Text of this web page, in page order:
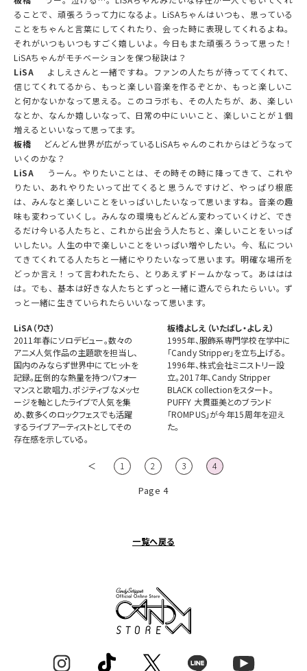
ることで、頑張ろうって力になるよ。LiSAちゃんはいつも、思っている
ことをちゃんと言葉にしてくれたり、会った時に表現してくれるよね。
それがいつもいつもすごく嬉しいよ。今日もまた頑張ろうって思った！
LiSAちゃんがモチベーションを保つ秘訣は？
LiSA
よしえさんと一緒ですね。ファンの人たちが待っててくれて、
信じてくれてるから、もっと楽しい音楽を作るぞとか、もっと楽しいこ
と何かないかなって思える。このコラボも、その人たちが、あ、楽しい
なとか、なんか嬉しいなって、日常の中にいいこと、楽しいことが１個
増えるといいなって思ってます。
板橋
どんどん世界が広がっているLiSAちゃんのこれからはどうなって
いくのかな？
LiSA
うーん。やりたいことは、その時その時に降ってきて、これや
りたい、あれやりたいって出てくると思うんですけど、やっぱり根底
は、みんなと楽しいことをいっぱいしたいなって思いますね。音楽の趣
味も変わっていくし。みんなの環境もどんどん変わっていくけど、でき
るだけ今いる人たちと、これから出会う人たちと、楽しいことをいっぱ
いしたい。人生の中で楽しいことをいっぱい増やしたい。今、私につい
てきてくれてる人たちと一緒にやりたいなって思います。明確な場所を
どっか言え！って言われたたら、とりあえずドームかなって。あははは
は。でも、基本は好きな人たちとずっと一緒に遊んでられたらいい。ず
っと一緒に生きていられたらいいなって思います。
LiSA（りさ）
2011年春にソロデビュー。数々の
アニメ人気作品の主題歌を担当し、
国内のみならず世界中にてヒットを
記録。圧倒的な熱量を持つパフォー
マンスと歌唱力、ポジティブなメッセ
ージを軸としたライブで人気を集
め、数多くのロックフェスでも活躍
するライブアーティストとしてその
存在感を示している。
板橋よしえ（いたばし・よしえ）
1995年、服飾系専門学校在学中に
「Candy Stripper」を立ち上げる。
1996年、株式会社ミニストリー設
立。2017年、Candy Stripper
BLACK collectionをスタート。
PUFFY 大貫亜美とのブランド
「ROMPUS」が今年15周年を迎え
た。
＜ 1 2 3 4
Page 4
一覧へ戻る